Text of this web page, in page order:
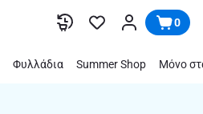
0
Φυλλάδια Summer Shop Μόνο